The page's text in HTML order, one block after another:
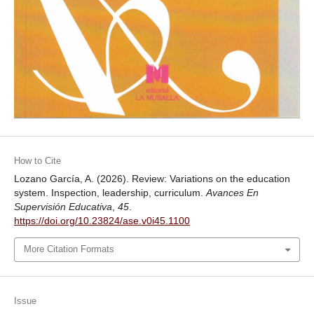
How to Cite
Lozano García, A. (2026). Review: Variations on the education
system. Inspection, leadership, curriculum. Avances En
Supervisión Educativa 45.
https://doi.org/10.23824/ase.v0i45.1100
More Citation Formats
Issue